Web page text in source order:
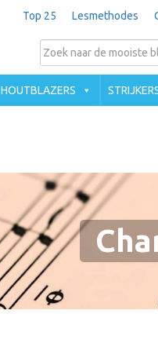
Top 25 Lesmethodes
HOUTBLAZERS